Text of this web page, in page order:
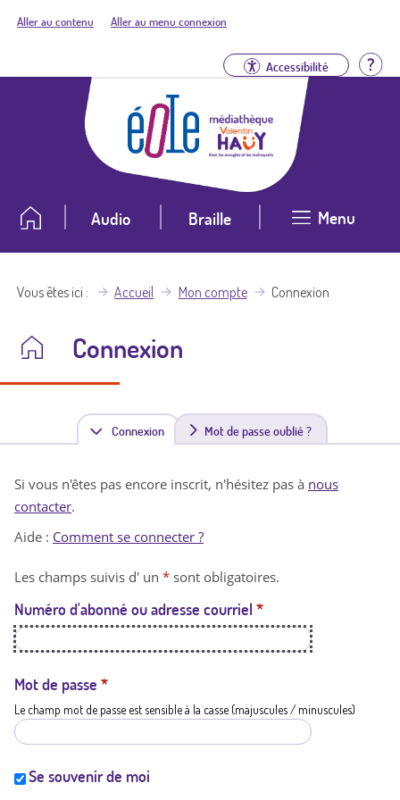
Aller au contenu Aller au menu connexion
Accessibilité
Audio Braille Menu
Vous êtes ici Accueil Mon compte Connexion
Connexion
Connexion(
n
t
a
t
i
Mot de passe oublié ?
Si vous n'êtes pas encore inscrit, n'hésitez pas à nous
contacter.
Aide : Comment se connecter ?
Les champs suivis d' un * sont obligatoires.
Numéro d'abonné ou adresse courriel *
Mot de passe *
Le champ mot de passe est sensible à la casse (majuscules / minuscules)
Se souvenir de moi